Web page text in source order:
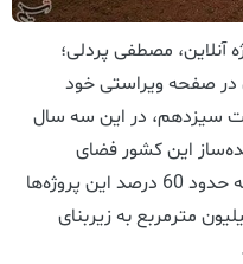
آنلاین، مصطفی پردلی؛
در صفحه ویراستی خود
سیزدهم، در این سه سال
و آینده‌ساز این کشور فضای
آموزشی نوساز به بهره‌برداری رسید که حدود 60 درصد این پروژه‌ها
کلاسه بوده‌اند و مجموعاً 4 میلیون مترمربع به زیربنای